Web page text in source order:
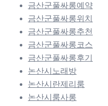
금산군풀싸롱예약
금산군풀싸롱위치
금산군풀싸롱추천
금산군풀싸롱코스
금산군풀싸롱후기
논산시노래방
논산시란제리룸
논산시룸사롱